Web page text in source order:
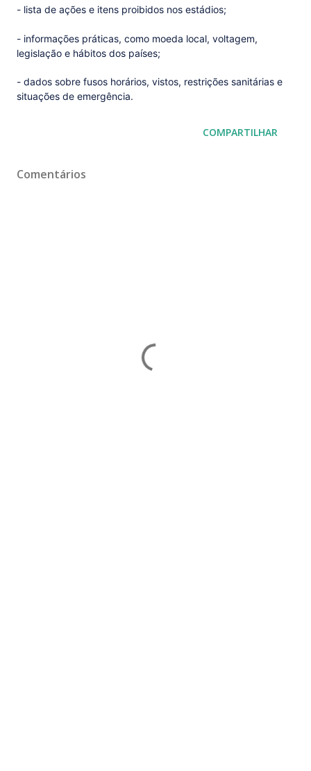
- lista de ações e itens proibidos nos estádios;
- informações práticas, como moeda local, voltagem,
legislação e hábitos dos países;
- dados sobre fusos horários, vistos, restrições sanitárias e
situações de emergência.
COMPARTILHAR
Comentários